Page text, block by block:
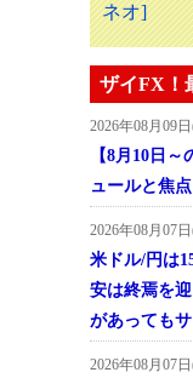
ザイFX！
2026年08月09
【8月10日
ュールと焦点
2026年08月07
米ドル/円は
安は終焉を
があっても
2026年08月07